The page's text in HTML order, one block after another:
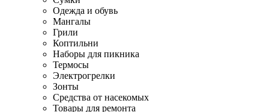
Одежда и обувь
Мангалы
Грили
Коптильни
Наборы для пикника
Термосы
Электрогрелки
Зонты
Средства от насекомых
Товары для ремонта